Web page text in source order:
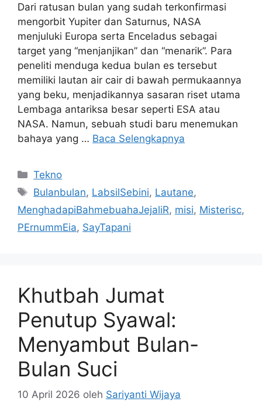
Dari ratusan bulan yang sudah terkonfirmasi
mengorbit Yupiter dan Saturnus, NASA
menjuluki Europa serta Enceladus sebagai
target yang “menjanjikan” dan “menarik”. Para
peneliti menduga kedua bulan es tersebut
memiliki lautan air cair di bawah permukaannya
yang beku, menjadikannya sasaran riset utama
Lembaga antariksa besar seperti ESA atau
NASA. Namun, sebuah studi baru menemukan
bahaya yang … Baca Selengkapnya
Kategori
Tekno
Tag
Bulanbulan, LabsilSebini, Lautane,
MenghadapiBahmebuahaJejaliR, misi, Misterisc,
PErnummEia, SayTapani
Khutbah Jumat
Penutup Syawal:
Menyambut Bulan-
Bulan Suci
10 April 2026 oleh Sariyanti Wijaya